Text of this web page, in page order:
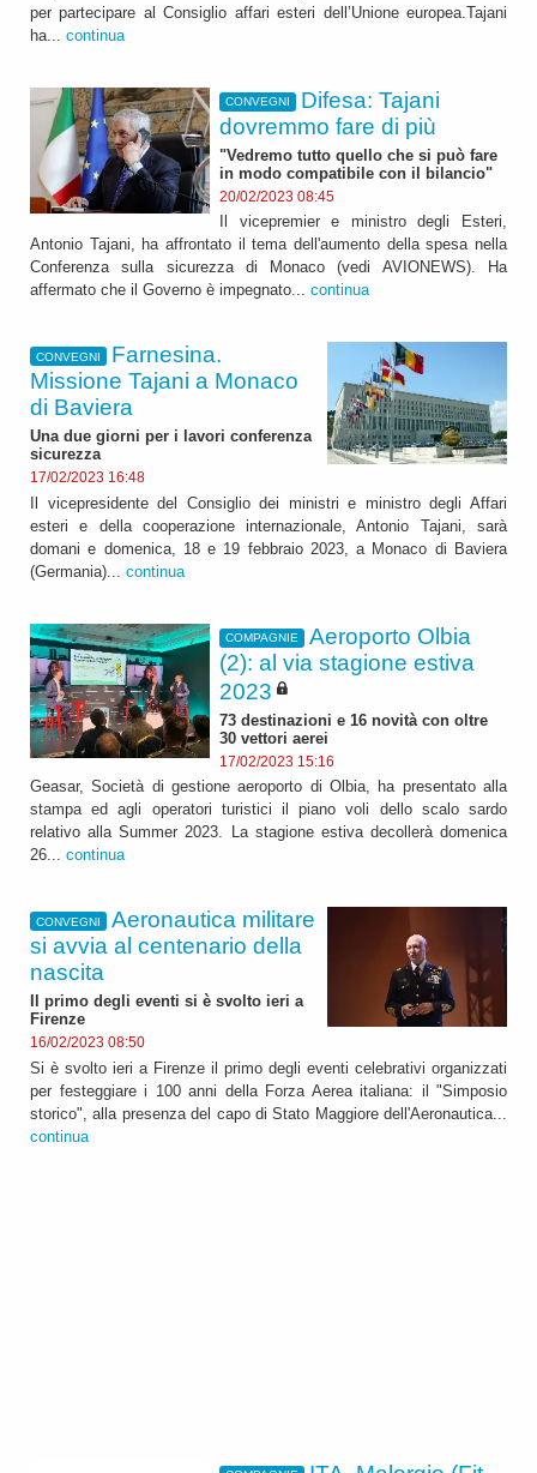
per partecipare al Consiglio affari esteri dell’Unione europea.Tajani
ha... continua
CONVEGNI
Difesa: Tajani
dovremmo fare di più
"Vedremo tutto quello che si può fare
in modo compatibile con il bilancio"
20/02/2023 08:45
Il vicepremier e ministro degli Esteri,
Antonio Tajani, ha affrontato il tema dell'aumento della spesa nella
Conferenza sulla sicurezza di Monaco (vedi AVIONEWS). Ha
affermato che il Governo è impegnato... continua
CONVEGNI
Farnesina.
Missione Tajani a Monaco
di Baviera
Una due giorni per i lavori conferenza
sicurezza
17/02/2023 16:48
Il vicepresidente del Consiglio dei ministri e ministro degli Affari
esteri e della cooperazione internazionale, Antonio Tajani, sarà
domani e domenica, 18 e 19 febbraio 2023, a Monaco di Baviera
(Germania)... continua
COMPAGNIE
Aeroporto Olbia
(2): al via stagione estiva
2023
73 destinazioni e 16 novità con oltre
30 vettori aerei
17/02/2023 15:16
Geasar, Società di gestione aeroporto di Olbia, ha presentato alla
stampa ed agli operatori turistici il piano voli dello scalo sardo
relativo alla Summer 2023. La stagione estiva decollerà domenica
26... continua
CONVEGNI
Aeronautica militare
si avvia al centenario della
nascita
Il primo degli eventi si è svolto ieri a
Firenze
16/02/2023 08:50
Si è svolto ieri a Firenze il primo degli eventi celebrativi organizzati
per festeggiare i 100 anni della Forza Aerea italiana: il "Simposio
storico", alla presenza del capo di Stato Maggiore dell'Aeronautica...
continua